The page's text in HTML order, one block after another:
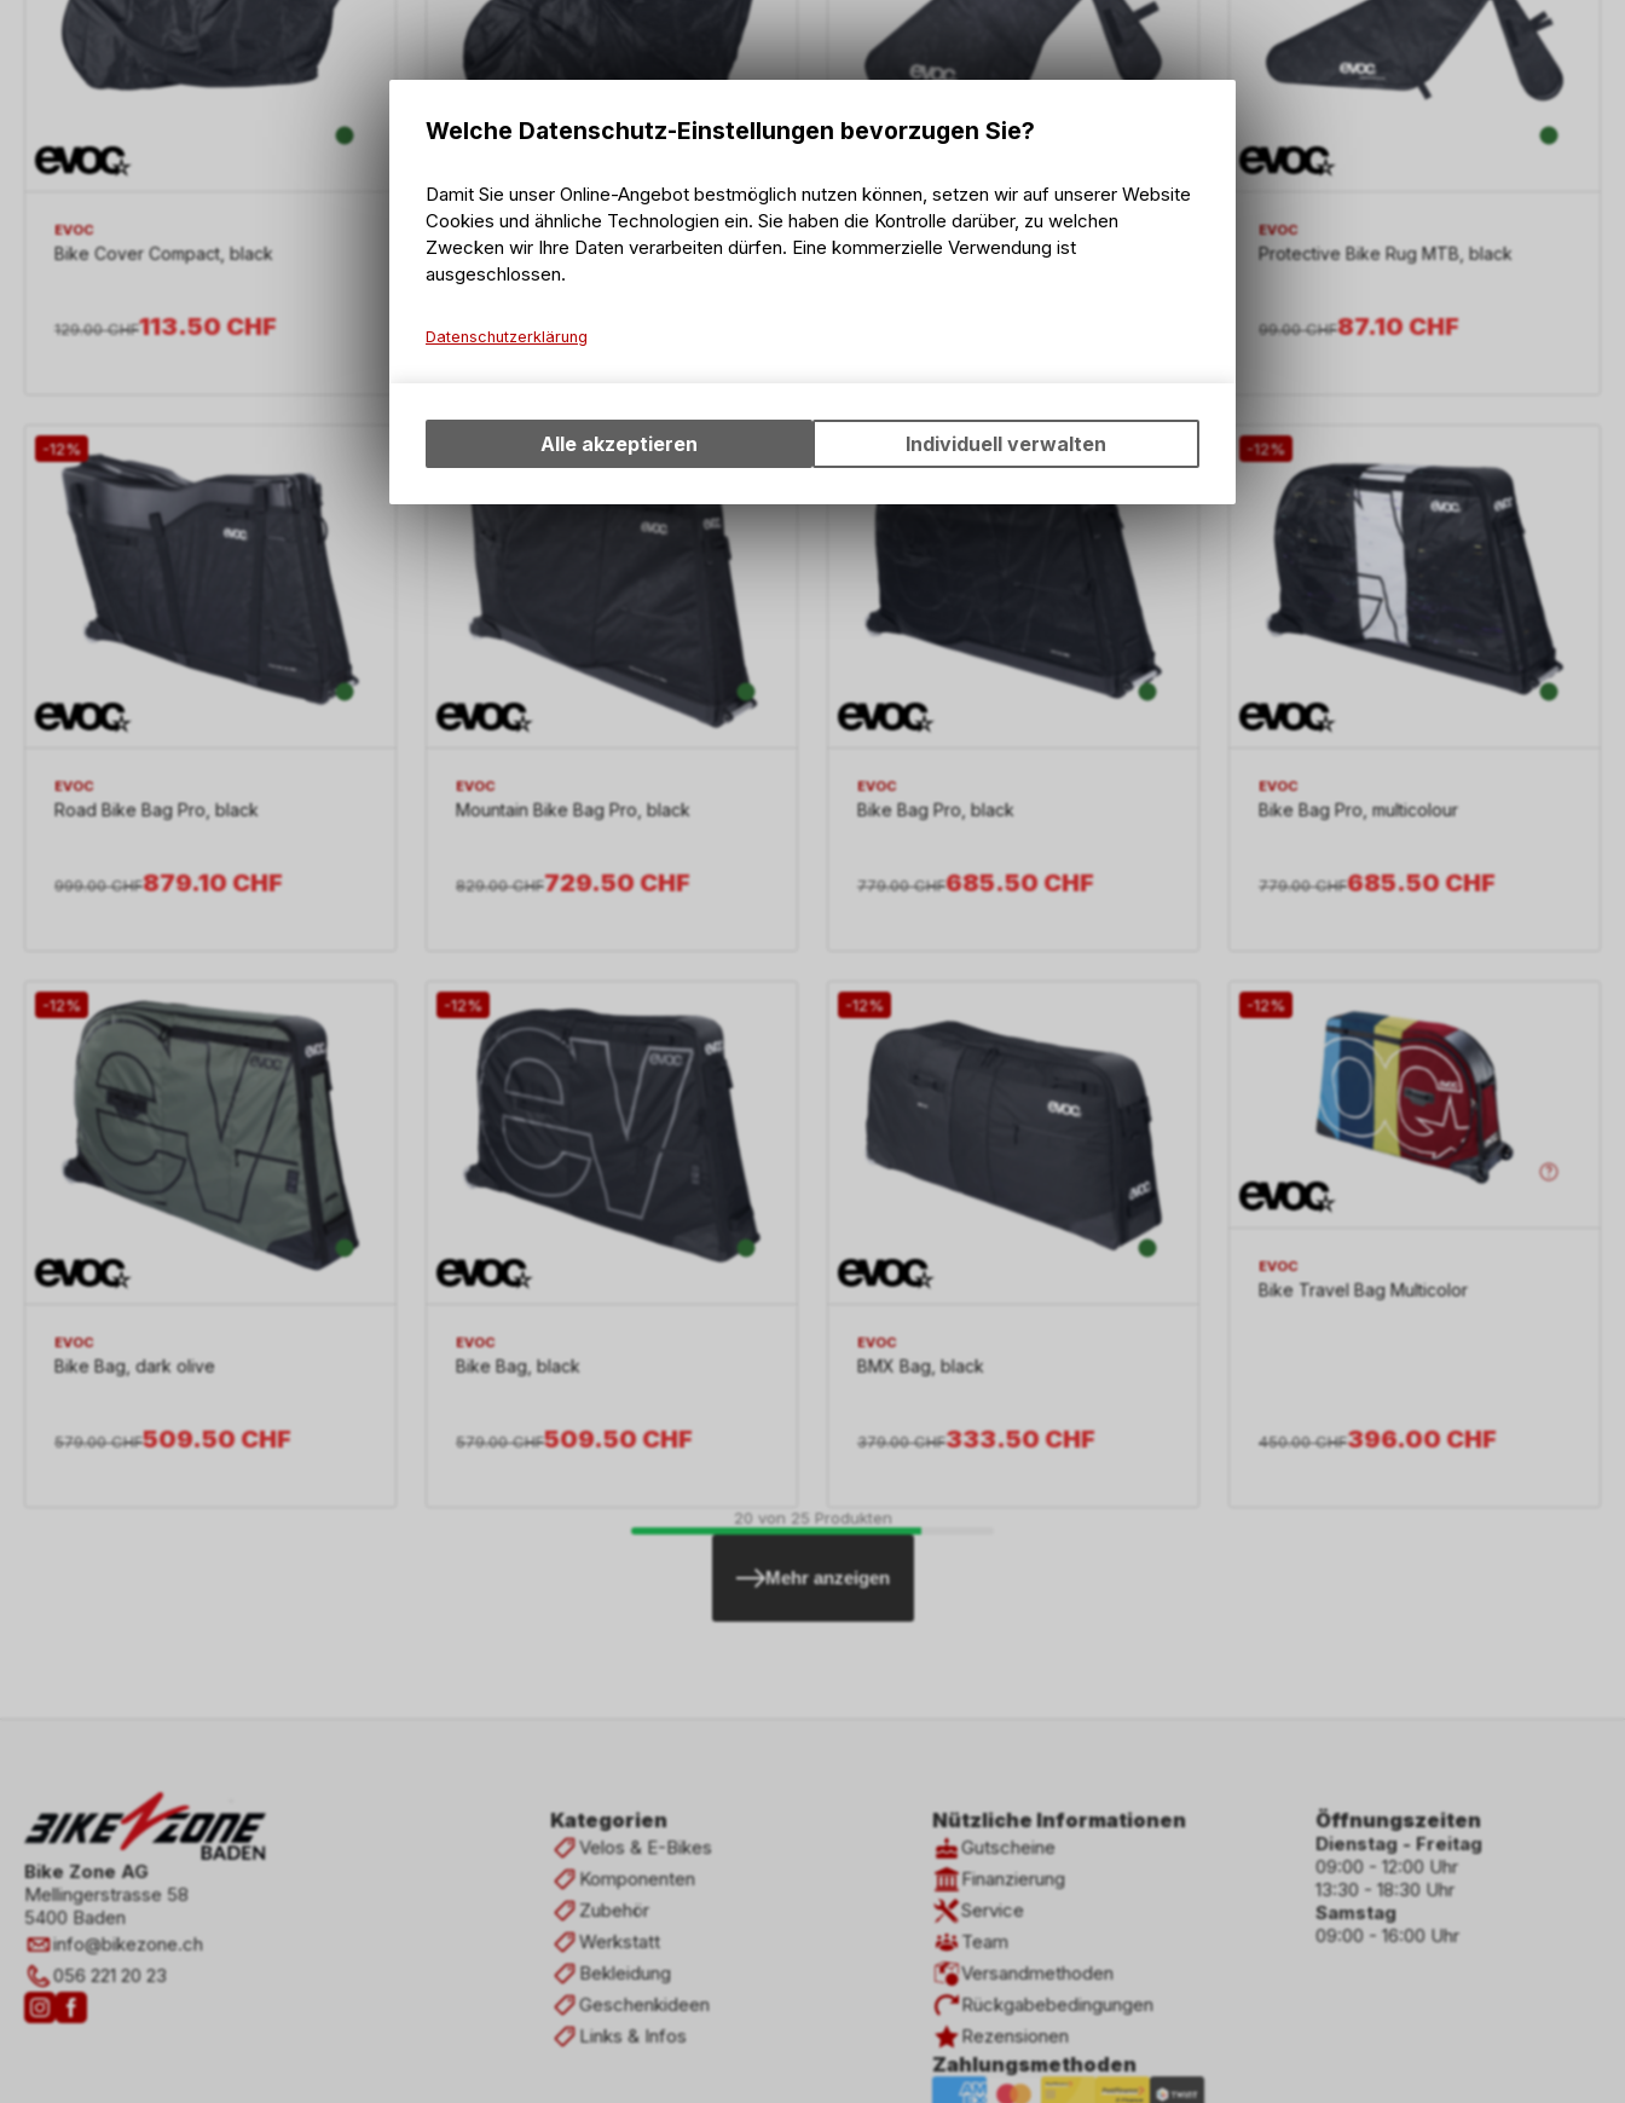
EVOC
Bike Cover Compact, black
113.50CHF
129.00 CHF
EVOC
Bike Cover MTB, black
113.50
129.00 CHF
EVOC
Protective Bike Rug Road, black
EVOC
Protective Bike Rug MTB, black
87.10CHF
99.00 CHF
-12%
EVOC
Road Bike Bag Pro, black
879.10CHF
999.00 CHF
EVOC
Mountain Bike Bag Pro, black
729.50CHF
829.00 CHF
EVOC
Bike Bag Pro, black
685.50CHF
779.00 CHF
-12%
EVOC
Bike Bag Pro, multicolour
685.50CHF
779.00 CHF
-12%
EVOC
Bike Bag, dark olive
509.50CHF
579.00 CHF
-12%
EVOC
Bike Bag, black
509.50CHF
579.00 CHF
-12%
EVOC
BMX Bag, black
333.50CHF
379.00 CHF
-12%
EVOC
Bike Travel Bag Multicolor
396.00CHF
450.00 CHF
20von 25 Produkten
Mehr anzeigen
Bike Zone AG
Mellingerstrasse 58
5400 Baden
info@bikezone.ch
056 221 20 23
Kategorien
Velos & E-Bikes
Komponenten
Zubehör
Werkstatt
Bekleidung
Geschenkideen
Links & Infos
Nützliche Informationen
Gutscheine
Finanzierung
Service
Team
Versandmethoden
Rückgabebedingungen
Rezensionen
Zahlungsmethoden
Öffnungszeiten
Dienstag - Freitag
09:00 - 12:00 Uhr
13:30 - 18:30 Uhr
Samstag
09:00 - 16:00 Uhr
Welche Datenschutz-Einstellungen bevorzugen Sie?
Damit Sie unser Online-Angebot bestmöglich nutzen können, setzen wir auf unserer Website
Cookies und ähnliche Technologien ein. Sie haben die Kontrolle darüber, zu welchen
Zwecken wir Ihre Daten verarbeiten dürfen. Eine kommerzielle Verwendung ist
ausgeschlossen.
Datenschutzerklärung
Ihrem Gerät, um die grundlegenden Funktionen unseres Online-Angebots,
wie die Verwendung des Warenkorbs, zu ermöglichen. Bitte beachten Sie,
Informationen zulassen.
Alle akzeptieren Individuell verwalten